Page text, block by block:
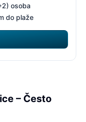
osoba
do plaže
– Često